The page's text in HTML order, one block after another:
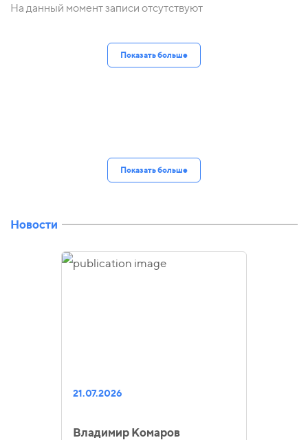
На данный момент записи отсутствуют
Показать больше
Показать больше
Новости
21.07.2026
Владимир Комаров